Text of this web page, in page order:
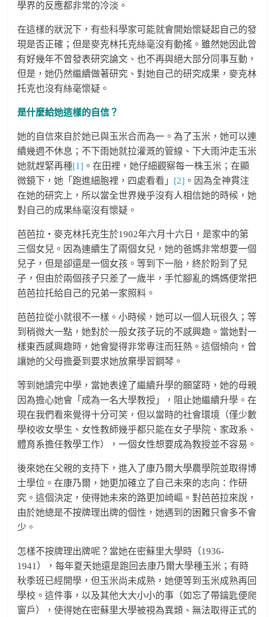
學界的反應都非常的冷淡。
在這樣的狀況下，有些科學家可能就會開始懷疑起自己的發
現是否正確；但是麥克林托克絲毫沒有動搖。雖然她因此曾
有好幾年不曾發表研究論文、也不再與絕大部分同事互動，
但是，她仍然繼續做著研究、對她自己的研究成果，麥克林
托克也沒有絲毫懷疑。
是什麼給她這樣的自信？
她的自信來自於她已與玉米合而為一。為了玉米，她可以連
續幾週不休息；不下雨她就拉灌溉的管線、下大雨沖走玉米
她就趕緊再種[1] 。在田裡，她仔細觀察每一株玉米；在顯
微鏡下，她「跑進細胞裡，四處看看」 [2] 。因為全神貫注
在她的研究上，所以當全世界幾乎沒有人相信她的時候，她
對自己的成果絲毫沒有懷疑。
芭芭拉‧麥克林托克生於1902年六月十六日，是家中的第
三個女兒。因為連續生了兩個女兒，她的爸媽非常想要一個
兒子，但是卻還是一個女孩。等到下一胎，終於盼到了兒
子，但由於兩個孩子只差了一歲半，手忙腳亂的媽媽便常把
芭芭拉托給自己的兄弟一家照料。
芭芭拉從小就很不一樣。小時候，她可以一個人玩很久；等
到稍微大一點，她對於一般女孩子玩的不感興趣。當她對一
樣東西感興趣時，她會變得非常專注而狂熱。這個傾向，曾
讓她的父母擔憂到要求她放棄學習鋼琴。
等到她讀完中學，當她表達了繼續升學的願望時，她的母親
因為擔心她會「成為一名大學教授」，阻止她繼續升學。在
現在我們看來覺得十分可笑，但以當時的社會環境（僅少數
學校收女學生、女性教師幾乎都只能在女子學院、家政系、
體育系擔任教學工作），一個女性想要成為教授並不容易。
後來她在父親的支持下，進入了康乃爾大學農學院並取得博
士學位。在康乃爾，她更加確立了自己未來的志向：作研
究。這個決定，使得她未來的路更加崎嶇。對芭芭拉來說，
由於她總是不按牌理出牌的個性，她遇到的困難只會多不會
少。
怎樣不按牌理出牌呢？當她在密蘇里大學時（1936-
1941），每年夏天她還是跑回去康乃爾大學種玉米；有時
秋季班已經開學，但玉米尚未成熟，她便等到玉米成熟再回
學校。這件事，以及其他大大小小的事（如忘了帶鑰匙便爬
窗戶），使得她在密蘇里大學被視為異類、無法取得正式的